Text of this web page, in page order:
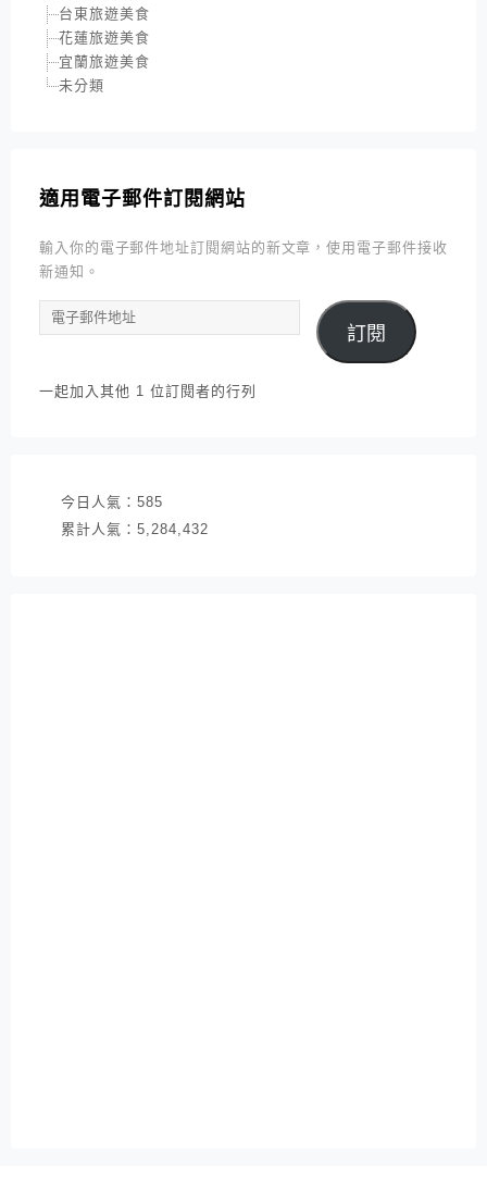
台東旅遊美食
花蓮旅遊美食
宜蘭旅遊美食
未分類
適用電子郵件訂閱網站
輸入你的電子郵件地址訂閱網站的新文章，使用電子郵件接收
新通知。
電
子
件
訂閱
一起加入其他 1 位訂閱者的行列
今日人氣： 585
累計人氣： 5,284,432